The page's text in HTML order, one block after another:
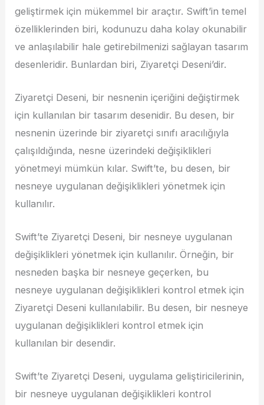
geliştirmek için mükemmel bir araçtır. Swift’in temel
özelliklerinden biri, kodunuzu daha kolay okunabilir
ve anlaşılabilir hale getirebilmenizi sağlayan tasarım
desenleridir. Bunlardan biri, Ziyaretçi Deseni’dir.
Ziyaretçi Deseni, bir nesnenin içeriğini değiştirmek
için kullanılan bir tasarım desenidir. Bu desen, bir
nesnenin üzerinde bir ziyaretçi sınıfı aracılığıyla
çalışıldığında, nesne üzerindeki değişiklikleri
yönetmeyi mümkün kılar. Swift’te, bu desen, bir
nesneye uygulanan değişiklikleri yönetmek için
kullanılır.
Swift’te Ziyaretçi Deseni, bir nesneye uygulanan
değişiklikleri yönetmek için kullanılır. Örneğin, bir
nesneden başka bir nesneye geçerken, bu
nesneye uygulanan değişiklikleri kontrol etmek için
Ziyaretçi Deseni kullanılabilir. Bu desen, bir nesneye
uygulanan değişiklikleri kontrol etmek için
kullanılan bir desendir.
Swift’te Ziyaretçi Deseni, uygulama geliştiricilerinin,
bir nesneye uygulanan değişiklikleri kontrol